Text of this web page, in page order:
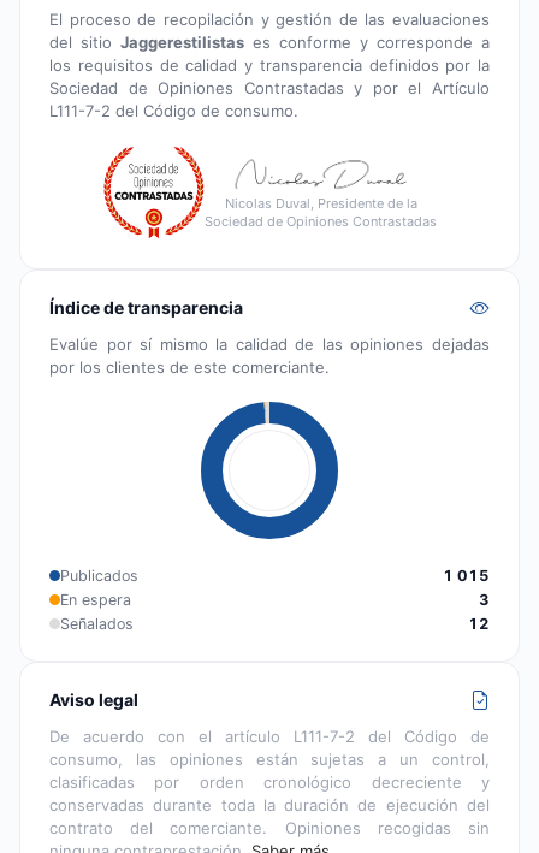
El proceso de recopilación y gestión de las evaluaciones
del sitio Jaggerestilistas es conforme y corresponde a
los requisitos de calidad y transparencia definidos por la
Sociedad de Opiniones Contrastadas y por el Artículo
L111-7-2 del Código de consumo.
Nicolas Duval, Presidente de la
Sociedad de Opiniones Contrastadas
Índice de transparencia
Evalúe por sí mismo la calidad de las opiniones dejadas
por los clientes de este comerciante.
Publicados
1 015
En espera
3
Señalados
12
Aviso legal
De acuerdo con el artículo L111-7-2 del Código de
consumo, las opiniones están sujetas a un control,
clasificadas por orden cronológico decreciente y
conservadas durante toda la duración de ejecución del
contrato del comerciante. Opiniones recogidas sin